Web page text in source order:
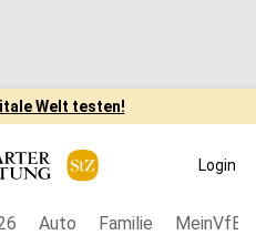
Welt testen!
Login
Auto Familie MeinVfB